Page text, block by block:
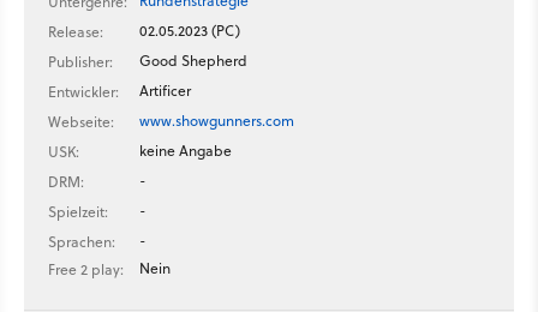
Release:
02.05.2023 (PC)
Publisher:
Good Shepherd
Entwickler:
Artificer
Webseite:
www.showgunners.com
USK:
keine Angabe
DRM:
-
Spielzeit:
-
Sprachen:
-
Free 2 play:
Nein